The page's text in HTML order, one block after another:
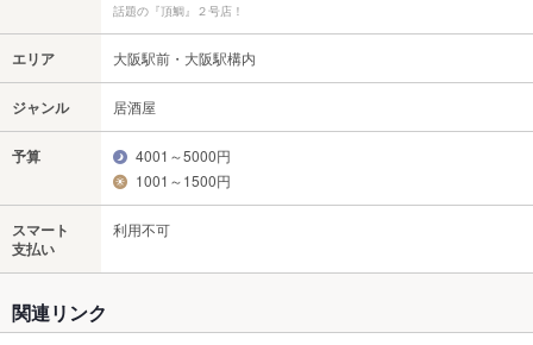
話題の『頂鯛』２号店！
エリア 大阪駅前・大阪駅構内
ジャンル 居酒屋
予算
4001～5000円
1001～1500円
スマート
支払い
利用不可
関連リンク